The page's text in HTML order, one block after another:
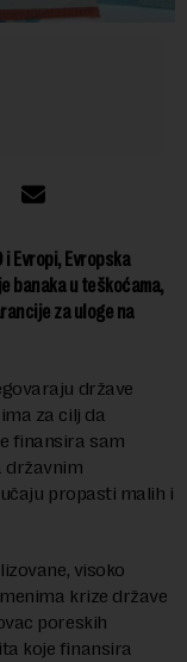
Evropi, Evropska
banaka u teškoćama,
za uloge na
države
za cilj da
finansira sam
državnim
propasti malih i
visoko
krize države
poreskih
koje finansira